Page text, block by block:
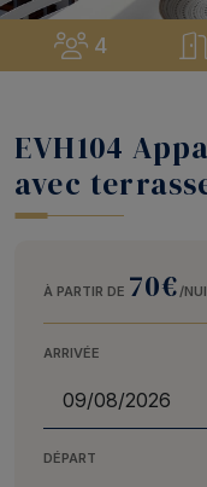
4
EVH104
avec
À PARTIR DE 70€/
ARRIVÉE
DÉPART